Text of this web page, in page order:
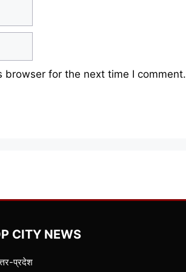
for the next time I comment.
CITY NEWS
प्रदेश